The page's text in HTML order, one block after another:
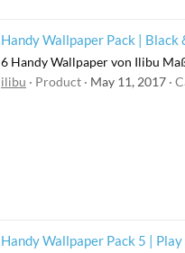
Handy Wallpaper Pack |
6 Handy Wallpaper von Ilibu
ilibu
Product May 11, 2017
Handy Wallpaper Pack 5 |